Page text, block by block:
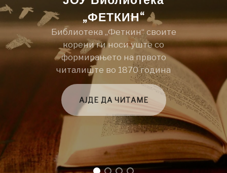
„ФЕТКИН“
Библиотека „Феткин“ своите
корени ги носи уште со
формирањето на првото
читалиште во 1870 година
АЈДЕ ДА ЧИТАМЕ